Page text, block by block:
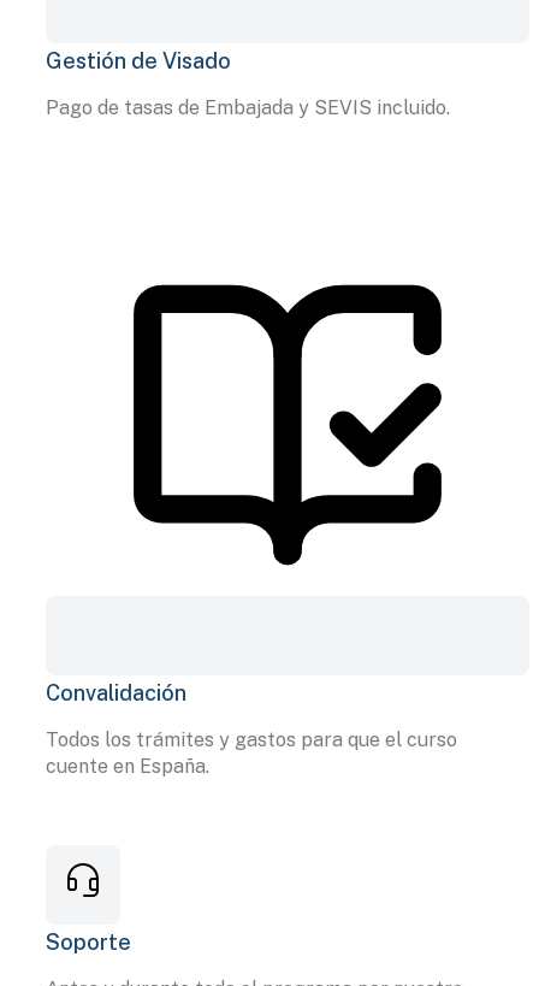
Gestión de Visado
Pago de tasas de Embajada y SEVIS incluido.
Convalidación
Todos los trámites y gastos para que el curso
cuente en España.
Soporte